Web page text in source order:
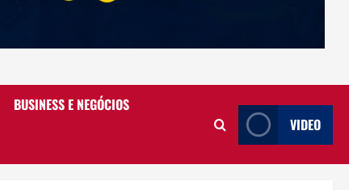
BUSINESS E NEGÓCIOS
VIDEO